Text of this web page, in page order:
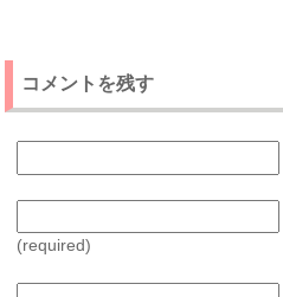
コメントを残す
(required)